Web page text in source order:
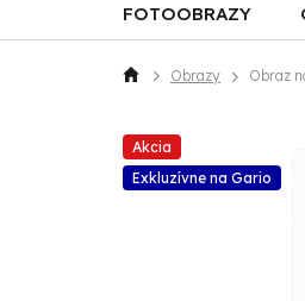
FOTOOBRAZY
DomovObrazy Obraz
Akcia
Exkluzívne na Gario